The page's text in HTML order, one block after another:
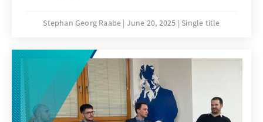
Beitrittsprozess von BiH in die EU, der
gekommen ist.
Stephan Georg Raabe June 20, 2025 Single title